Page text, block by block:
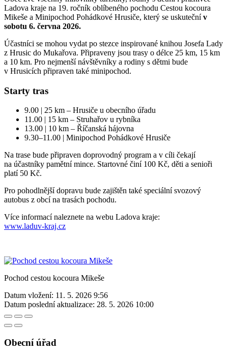
Ladova kraje na 19. ročník oblíbeného pochodu Cestou kocoura
Mikeše a Minipochod Pohádkové Hrusiče, který se uskutečnív
sobotu 6. června 2026.
Účastníci se mohou vydat po stezce inspirované knihou Josefa Lady
z Hrusic do Mukařova. Připraveny jsou trasy o délce 25 km, 15 km
a 10 km. Pro nejmenší návštěvníky a rodiny s dětmi bude
v Hrusicích připraven také minipochod.
Starty tras
9.00 | 25 km – Hrusiče u obecního úřadu
11.00 | 15 km – Struhařov u rybníka
13.00 | 10 km – Říčanská hájovna
9.30–11.00 | Minipochod Pohádkové Hrusiče
Na trase bude připraven doprovodný program a v cíli čekají
na účastníky pamětní mince. Startovné činí 100 Kč, děti a senioři
platí 50 Kč.
Pro pohodlnější dopravu bude zajištěn také speciální svozový
autobus z obcí na trasách pochodu.
Více informací naleznete na webu Ladova kraje:
www.laduv-kraj.cz
Pochod cestou kocoura Mikeše
Datum vložení: 11. 5. 2026 9:56
Datum poslední aktualizace: 28. 5. 2026 10:00
Obecní úřad